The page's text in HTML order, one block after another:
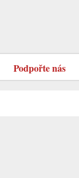
Podpořte nás